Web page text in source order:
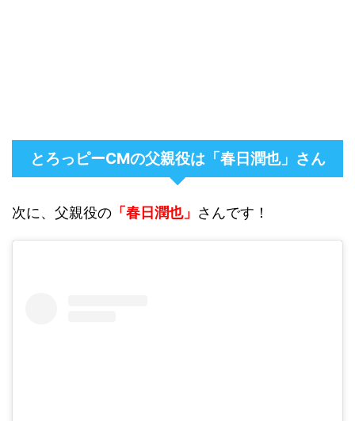
とろっピーCMの父親役は「春日潤也」さん
次に、父親役の 「春日潤也」 さんです！